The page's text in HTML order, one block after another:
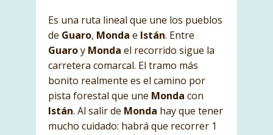
Es una ruta lineal que une los pueblos
de Guaro, Monda e Istán. Entre
Guaroy Monda el recorrido sigue la
carretera comarcal. El tramo más
bonito realmente es el camino por
pista forestal que une Monda con
Istán. Al salir de Monda hay que tener
mucho cuidado: habrá que recorrer 1